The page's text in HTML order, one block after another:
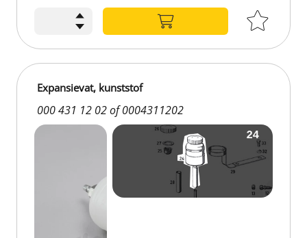
Expansievat, kunststof
000 431 12 02 of 0004311202